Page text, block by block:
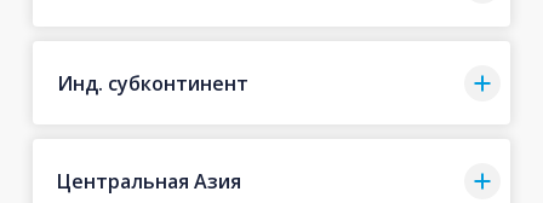
Инд. субконтинент
Центральная Азия